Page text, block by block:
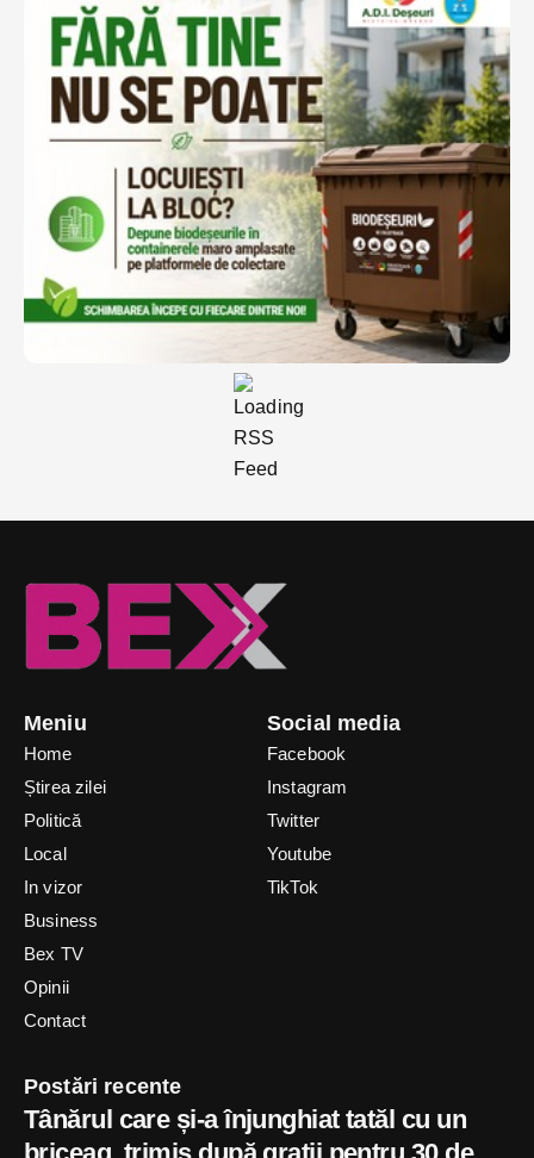
Meniu
Home
Știrea zilei
Politică
Local
In vizor
Business
Bex TV
Opinii
Contact
Social media
Facebook
Instagram
Twitter
Youtube
TikTok
Postări recente
Tânărul care și-a înjunghiat tatăl cu un